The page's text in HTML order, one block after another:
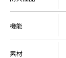
機能
素材